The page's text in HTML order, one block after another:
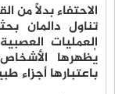
الاحتفاء بدلًا من
تناول دالمان
العمليات
يُظهرها
باعتبارها أجزاء